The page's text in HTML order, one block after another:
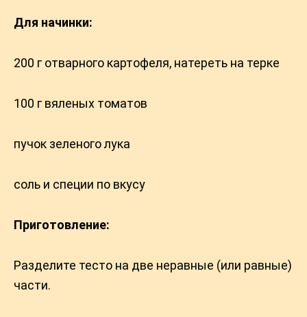
Для начинки:
200 г отварного картофеля, натереть на терке
100 г вяленых томатов
пучок зеленого лука
соль и специи по вкусу
Приготовление:
Разделите тесто на две неравные (или равные)
части.